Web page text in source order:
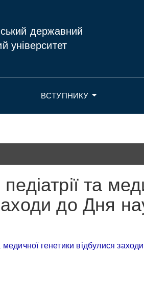
державний
університет
ВСТУПНИКУ
та
до Дня